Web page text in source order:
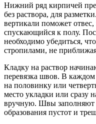
Нижний ряд кирпичей
без раствора, для
вертикали поможет
спускающийся к полу.
необходимо убедиться,
стропилами, не
Кладку на раствор
перевязка швов. В
на половинку или
место укладки или сразу
вручную. Швы заполняют
образования пустот и